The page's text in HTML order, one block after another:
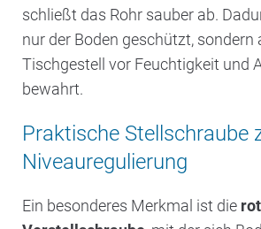
schließt das Rohr sauber ab.
nur der Boden geschützt, sondern
Tischgestell vor Feuchtigkeit und
bewahrt.
Praktische Stellschraube
Niveauregulierung
Ein besonderes Merkmal ist die